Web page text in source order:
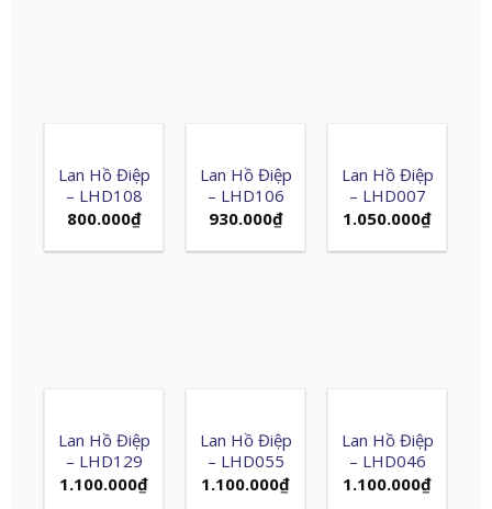
Lan Hồ Điệp
– LHD108
800.000₫
Lan Hồ Điệp
– LHD106
930.000₫
Lan Hồ Điệp
– LHD007
1.050.000₫
Lan Hồ Điệp
– LHD129
1.100.000₫
Lan Hồ Điệp
– LHD055
1.100.000₫
Lan Hồ Điệp
– LHD046
1.100.000₫